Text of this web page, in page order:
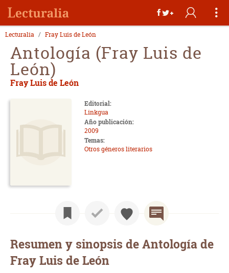
Lecturalia Fray Luis de León
Antología (Fray Luis de
León)
Fray Luis de León
Editorial:
Linkgua
Año publicación:
2009
Temas:
Otros géneros literarios
Resumen y sinopsis de Antología de
Fray Luis de León